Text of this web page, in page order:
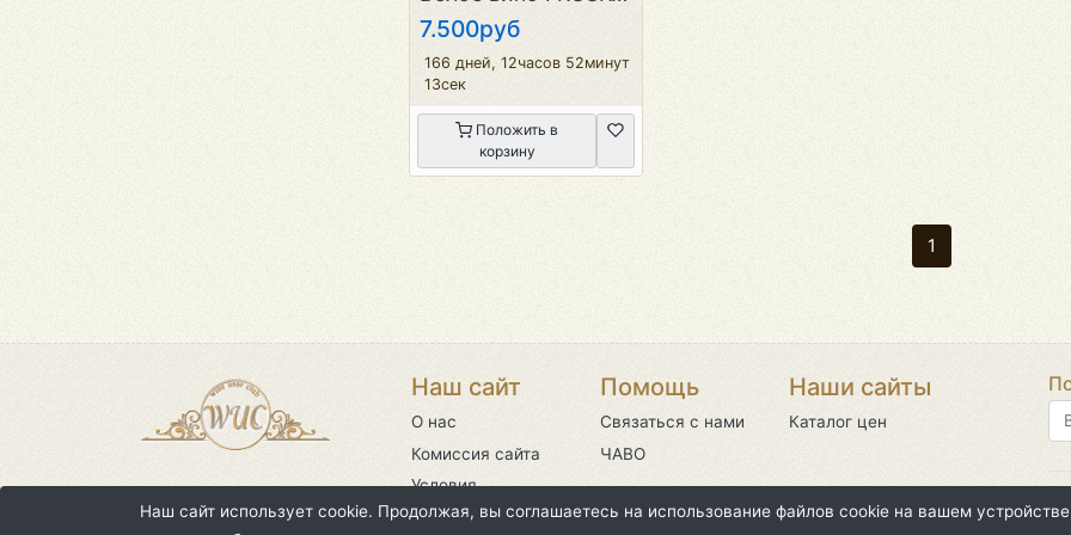
7.500руб
166 дней, 12часов 52минут
13сек
Положить в
корзину
1
Наш сайт
О нас
Комиссия сайта
Условия
использования
Помощь
Связаться с нами
ЧАВО
Наши сайты
Каталог цен
Наш сайт использует cookie. Продолжая, вы соглашаетесь на использование файлов cookie на вашем